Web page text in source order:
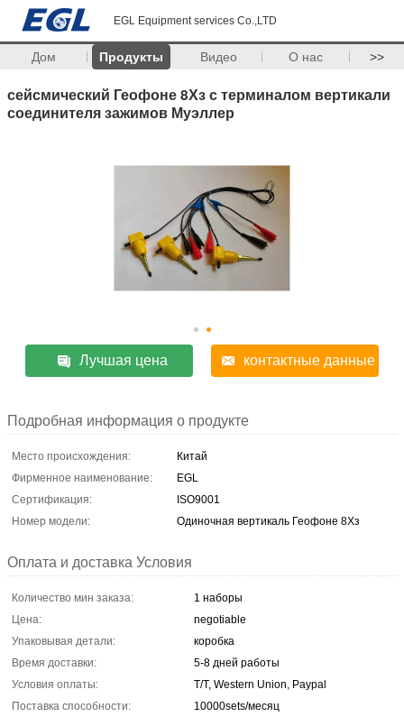
EGL Equipment services Co.,LTD
Дом Продукты Видео О нас >>
сейсмический Геофоне 8Хз с терминалом вертикали
соединителя зажимов Муэллер
Лучшая цена контактные данные
Подробная информация о продукте
Место происхождения:
Китай
Фирменное наименование:
EGL
Сертификация:
ISO9001
Номер модели:
Одиночная вертикаль Геофоне 8Хз
Оплата и доставка Условия
Количество мин заказа:
1 наборы
Цена:
negotiable
Упаковывая детали:
коробка
Время доставки:
5-8 дней работы
Условия оплаты:
T/T, Western Union, Paypal
Поставка способности:
10000sets/месяц